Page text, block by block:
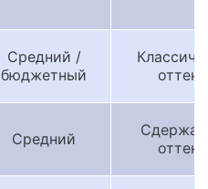
Средний /
бюджетный
Средний